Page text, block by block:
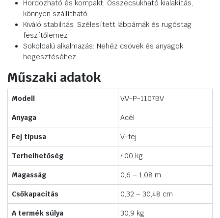
Hordozható és kompakt: Összecsukható kialakítás,
könnyen szállítható
Kiváló stabilitás: Szélesített lábpárnák és rugóstag
feszítőlemez
Sokoldalú alkalmazás: Nehéz csövek és anyagok
hegesztéséhez
Műszaki adatok
Modell VV-P-1107BV
Anyaga Acél
Fej típusa V-fej
Terhelhetőség 400 kg
Magasság 0,6 – 1,08 m
Csőkapacitás 0,32 – 30,48 cm
A termék súlya 30,9 kg